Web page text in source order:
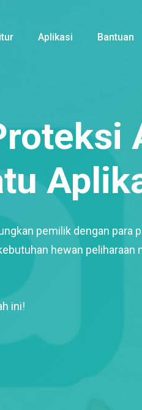
Aplikasi Bantuan
pemilik dengan para
hewan peliharaan
ini!